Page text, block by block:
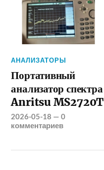
АНАЛИЗАТОРЫ
Портативный
анализатор спектра
Anritsu MS2720T
2026-05-18 —0
комментариев